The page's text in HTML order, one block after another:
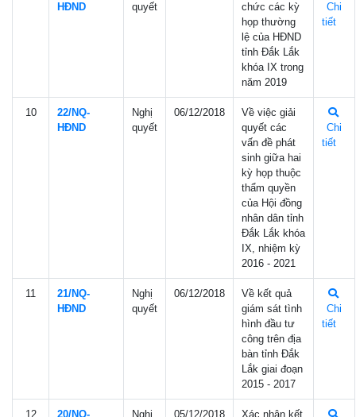
HÐND
quyết
chức các kỳ
họp thường
lệ của HĐND
tỉnh Đắk Lắk
khóa IX trong
năm 2019
Chi
tiết
10
22/NQ-
HÐND
Nghị
quyết
06/12/2018
Về việc giải
quyết các
vấn đề phát
sinh giữa hai
kỳ họp thuộc
thẩm quyền
của Hội đồng
nhân dân tỉnh
Đắk Lắk khóa
IX, nhiệm kỳ
2016 - 2021
Chi
tiết
11
21/NQ-
HÐND
Nghị
quyết
06/12/2018
Về kết quả
giám sát tình
hình đầu tư
công trên địa
bàn tỉnh Đắk
Lắk giai đoạn
2015 - 2017
Chi
tiết
12 20/NQ- Nghị 05/12/2018 Xác nhận kết